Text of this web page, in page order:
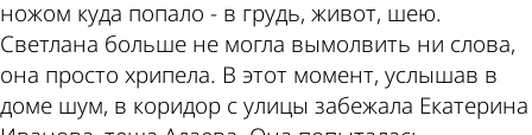
ножом куда попало - в грудь, живот, шею.
Светлана больше не могла вымолвить ни слова,
она просто хрипела. В этот момент, услышав в
доме шум, в коридор с улицы забежала Екатерина